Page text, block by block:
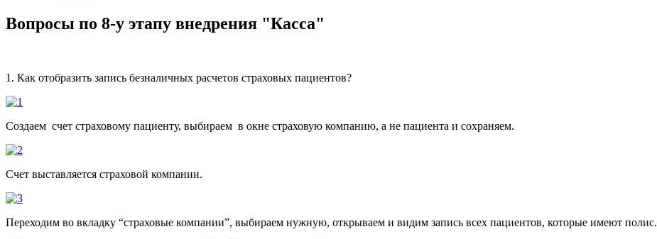
Вопросы по 8-у этапу внедрения "Касса"
1. Как отобразить запись безналичных расчетов страховых пациентов?
Создаем счет страховому пациенту, выбираем в окне страховую компанию, а не пациента и сохраняем.
Счет выставляется страховой компании.
Переходим во вкладку “страховые компании”, выбираем нужную, открываем и видим запись всех пациентов, которые имеют полис.